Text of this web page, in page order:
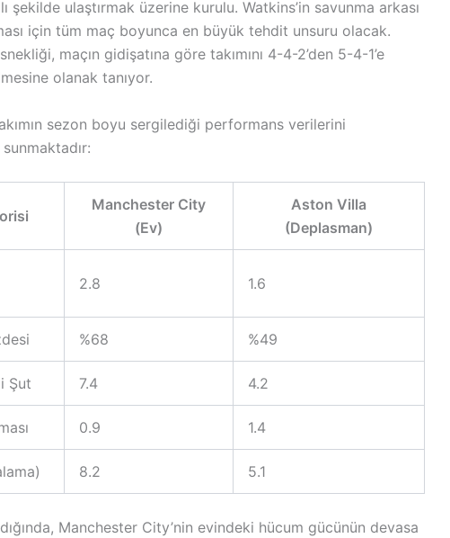
şekilde ulaştırmak üzerine kurulu. Watkins’in savunma arkası
için tüm maç boyunca en büyük tehdit unsuru olacak.
maçın gidişatına göre takımını 4-4-2’den 5-4-1’e
olanak tanıyor.
sezon boyu sergilediği performans verilerini
sunmaktadır:
Manchester City
(Ev)
Aston Villa
(Deplasman)
2.8 1.6
%68 %49
Şut 7.4 4.2
0.9 1.4
8.2 5.1
Manchester City’nin evindeki hücum gücünün devasa